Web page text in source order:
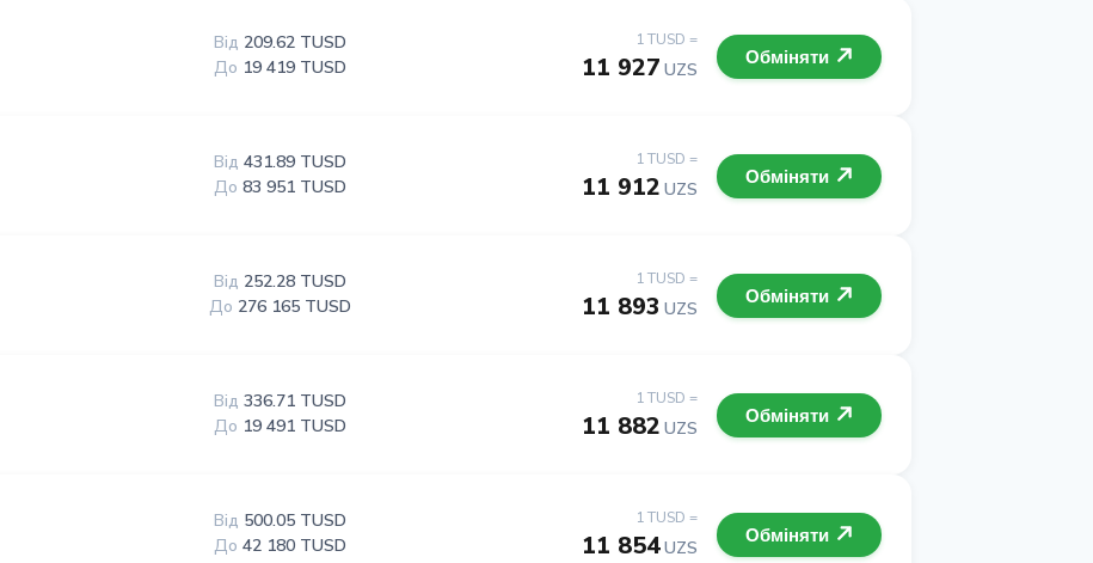
1 TUSD =
11 927 UZS
Від 209.62 TUSD
До 19 419 TUSD Обміняти
1 TUSD =
11 912 UZS
Від 431.89 TUSD
До 83 951 TUSD Обміняти
1 TUSD =
11 893 UZS
Від 252.28 TUSD
До 276 165 TUSD Обміняти
1 TUSD =
11 882 UZS
Від 336.71 TUSD
До 19 491 TUSD Обміняти
1 TUSD =
11 854UZS
Від 500.05 TUSD
До 42 180 TUSD Обміняти